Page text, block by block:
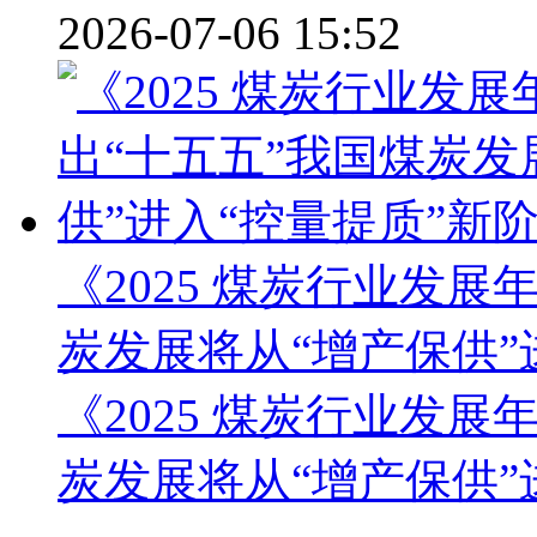
2026-07-06 15:52
《2025 煤炭行业发展
炭发展将从“增产保供
《2025 煤炭行业发展
炭发展将从“增产保供